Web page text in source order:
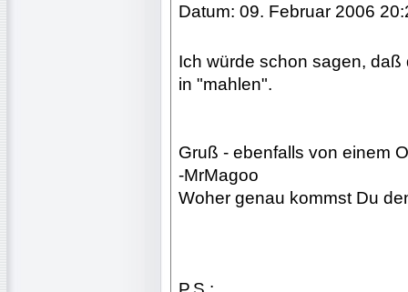
Datum: 09. Februar 2006
Ich würde schon sagen,
in "mahlen".
Gruß - ebenfalls von einem
-MrMagoo
Woher genau kommst Du